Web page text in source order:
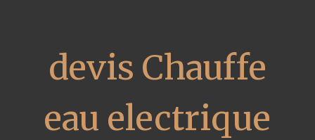
devis Chauffe
eau electrique